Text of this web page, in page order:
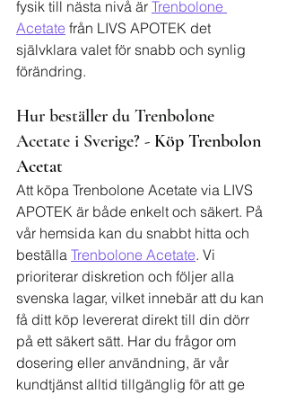
fysik till nästa nivå är Trenbolone
Acetate från LIVS APOTEK det
självklara valet för snabb och synlig
förändring.
Hur beställer du Trenbolone
Acetate i Sverige? - Köp Trenbolon
Acetat
Att köpa Trenbolone Acetate via LIVS
APOTEK är både enkelt och säkert. På
vår hemsida kan du snabbt hitta och
beställa Trenbolone Acetate. Vi
prioriterar diskretion och följer alla
svenska lagar, vilket innebär att du kan
få ditt köp levererat direkt till din dörr
på ett säkert sätt. Har du frågor om
dosering eller användning, är vår
kundtjänst alltid tillgänglig för att ge